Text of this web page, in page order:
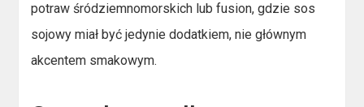
potraw śródziemnomorskich lub fusion, gdzie sos
sojowy miał być jedynie dodatkiem, nie głównym
akcentem smakowym.